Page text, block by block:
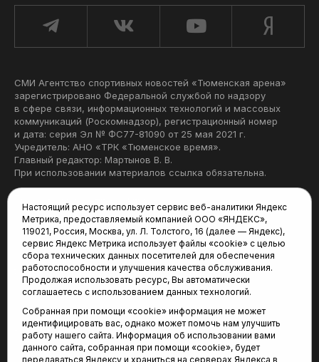
СМИ Агентство спортивных новостей «Тюменская арена»
зарегистрировано Федеральной службой по надзору
в сфере связи, информационных технологий и массовых
коммуникаций (Роскомнадзор), регистрационный номер
и дата: серия Эл № ФС77-81090 от 25 мая 2021 г.
Учредитель: АНО «ТРК «Тюменское время».
Главный редактор: Мартынов В. В.
При использовании материалов ссылка обязательна.
Редакция:
625035, Тюмень, пр. Геологоразведчиков, 28А
(3452) 68-22-28
tum-arena@mail.ru
Отдел продаж:
(3452) 68-89-78
kotovaev@sibinformburo.ru
Настоящий ресурс использует сервис веб-аналитики Яндекс
Метрика, предоставляемый компанией ООО «ЯНДЕКС»,
119021, Россия, Москва, ул. Л. Толстого, 16 (далее — Яндекс),
сервис Яндекс Метрика использует файлы «cookie» с целью
сбора технических данных посетителей для обеспечения
работоспособности и улучшения качества обслуживания.
Продолжая использовать ресурс, Вы автоматически
соглашаетесь с использованием данных технологий.
Собранная при помощи «cookie» информация не может
идентифицировать вас, однако может помочь нам улучшить
работу нашего сайта. Информация об использовании вами
данного сайта, собранная при помощи «cookie», будет
передаваться Яндексу и храниться на серверах Яндекса в